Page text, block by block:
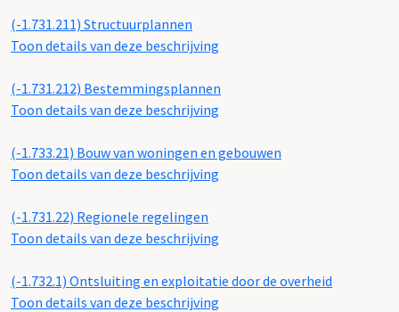
(-1.731.211) Structuurplannen
Toon details van deze beschrijving
(-1.731.212) Bestemmingsplannen
Toon details van deze beschrijving
(-1.733.21) Bouw van woningen en gebouwen
Toon details van deze beschrijving
(-1.731.22) Regionele regelingen
Toon details van deze beschrijving
(-1.732.1) Ontsluiting en exploitatie door de overheid
Toon details van deze beschrijving